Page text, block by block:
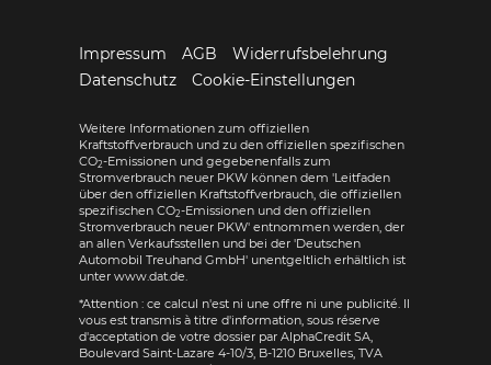
Impressum AGB
Widerrufsbelehrung
Datenschutz
Cookie-Einstellungen
Weitere Informationen zum offiziellen
Kraftstoffverbrauch und zu den offiziellen spezifischen
CO2-Emissionen und gegebenenfalls zum
Stromverbrauch neuer PKW können dem 'Leitfaden
über den offiziellen Kraftstoffverbrauch, die offiziellen
spezifischen CO2-Emissionen und den offiziellen
Stromverbrauch neuer PKW' entnommen werden, der
an allen Verkaufsstellen und bei der 'Deutschen
Automobil Treuhand GmbH' unentgeltlich erhältlich ist
unter www.dat.de.
*Attention : ce calcul n'est ni une offre ni une publicité. Il
vous est transmis à titre d'information, sous réserve
d'acceptation de votre dossier par AlphaCredit SA,
Boulevard Saint-Lazare 4-10/3, B-1210 Bruxelles, TVA